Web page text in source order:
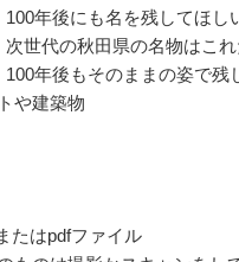
100年後にも名を残してほし
次世代の秋田県の名物はこれ
100年後もそのままの姿で
や建築物
たはpdfファイル